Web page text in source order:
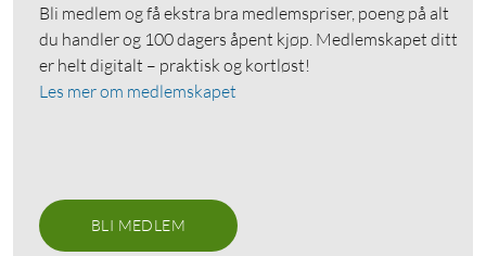
Bli medlem og få ekstra bra medlemspriser, poeng på alt
du handler og 100 dagers åpent kjøp. Medlemskapet ditt
er helt digitalt – praktisk og kortløst!
Les mer om medlemskapet
BLI MEDLEM